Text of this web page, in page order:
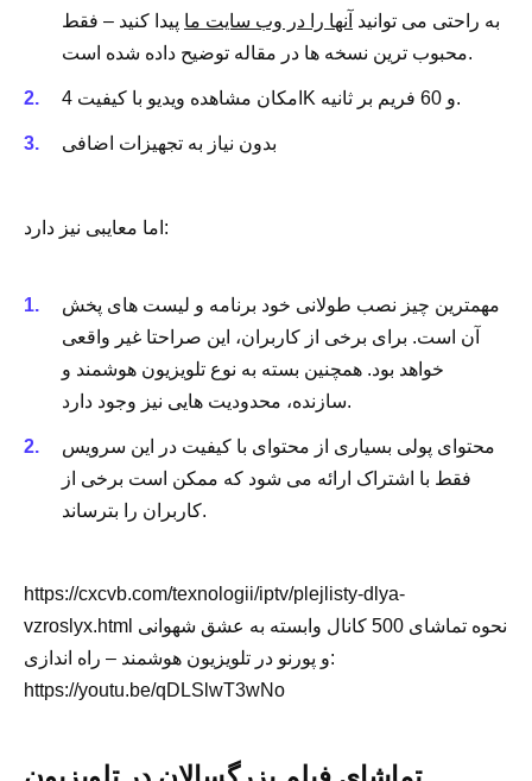
به راحتی می توانید آنها را در وب سایت ما پیدا کنید – فقط
محبوب ترین نسخه ها در مقاله توضیح داده شده است.
امکان مشاهده ویدیو با کیفیت 4K و 60 فریم بر ثانیه.
بدون نیاز به تجهیزات اضافی
اما معایبی نیز دارد:
مهمترین چیز نصب طولانی خود برنامه و لیست های پخش
آن است. برای برخی از کاربران، این صراحتا غیر واقعی
خواهد بود. همچنین بسته به نوع تلویزیون هوشمند و
سازنده، محدودیت هایی نیز وجود دارد.
محتوای پولی بسیاری از محتوای با کیفیت در این سرویس
فقط با اشتراک ارائه می شود که ممکن است برخی از
کاربران را بترساند.
https://cxcvb.com/texnologii/iptv/plejlisty-dlya-
vzroslyx.html نحوه تماشای 500 کانال وابسته به عشق شهوانی
و پورنو در تلویزیون هوشمند – راه اندازی:
https://youtu.be/qDLSlwT3wNo